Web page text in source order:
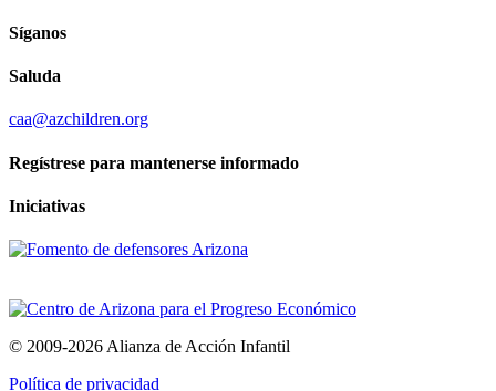
Síganos
Saluda
caa@azchildren.org
Regístrese para mantenerse informado
Iniciativas
© 2009-2026 Alianza de Acción Infantil
Política de privacidad